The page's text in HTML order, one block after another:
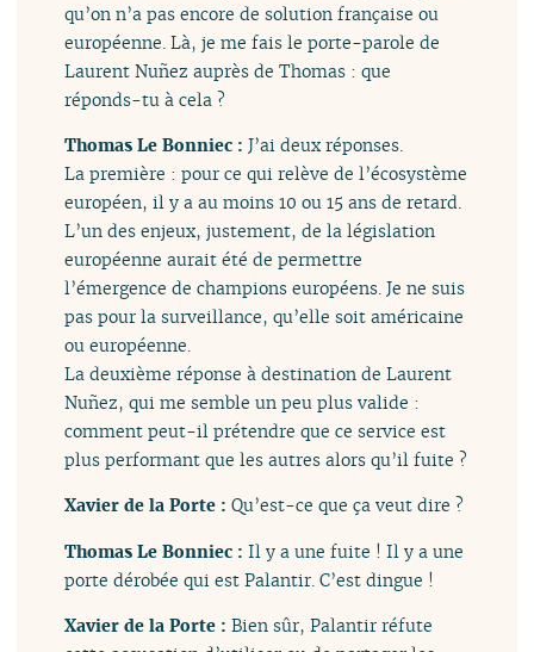
qu’on n’a pas encore de solution française ou
européenne. Là, je me fais le porte-parole de
Laurent Nuñez auprès de Thomas : que
réponds-tu à cela ?
Thomas Le Bonniec :J’ai deux réponses.
La première : pour ce qui relève de l’écosystème
européen, il y a au moins 10 ou 15 ans de retard.
L’un des enjeux, justement, de la législation
européenne aurait été de permettre
l’émergence de champions européens. Je ne suis
pas pour la surveillance, qu’elle soit américaine
ou européenne.
La deuxième réponse à destination de Laurent
Nuñez, qui me semble un peu plus valide :
comment peut-il prétendre que ce service est
plus performant que les autres alors qu’il fuite ?
Xavier de la Porte :Qu’est-ce que ça veut dire ?
Thomas Le Bonniec :Il y a une fuite ! Il y a une
porte dérobée qui est Palantir. C’est dingue !
Xavier de la Porte :Bien sûr, Palantir réfute